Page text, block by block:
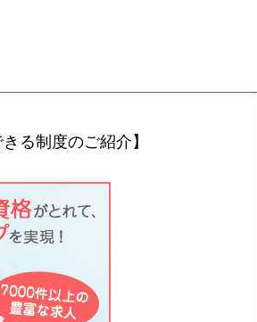
る制度のご紹介】